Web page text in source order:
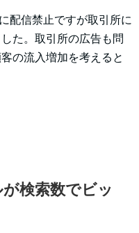
配信禁止ですが取引所に
た。取引所の広告も問
の流入増加を考えると
検索数でビッ